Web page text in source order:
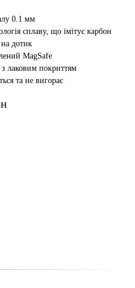
0.1 мм
сплаву, що імітує карбон
дотик
MagSafe
лаковим покриттям
та не вигорає